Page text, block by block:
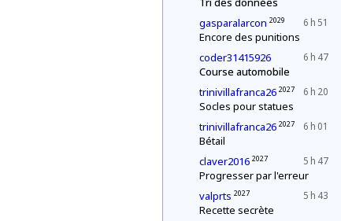
6 h 51
gasparalarcon 2029
Encore des punitions
6 h 47
coder31415926
Course automobile
6 h 20
trinivillafranca26 2027
Socles pour statues
6 h 01
trinivillafranca26 2027
Bétail
5 h 47
claver2016 2027
Progresser par l'erreur
5 h 43
valprts 2027
Recette secrète